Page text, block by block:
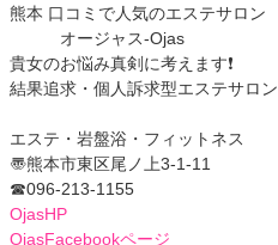
熊本 口コミで人気のエステサロン
オージャス-Ojas
貴女のお悩み真剣に考えます❗️
結果追求・個人訴求型エステサロン
エステ・岩盤浴・フィットネス
〠熊本市東区尾ノ上3-1-11
☎︎096-213-1155
OjasHP
OjasFacebookページ